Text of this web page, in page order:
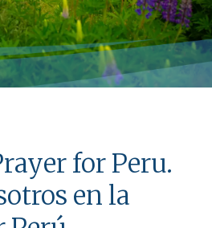
for Peru.
en la